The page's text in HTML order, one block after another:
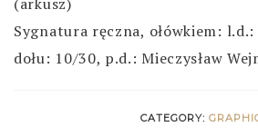
Sygnatura ręczna, ołówkiem:
dołu: 10/30, p.d.: Mieczysław
CATEGORY: